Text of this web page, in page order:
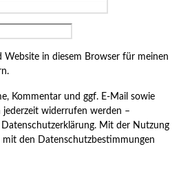
Website in diesem Browser für meinen
Kommentar und ggf. E-Mail sowie
widerrufen werden –
Mit der Nutzung
den Datenschutzbestimmungen